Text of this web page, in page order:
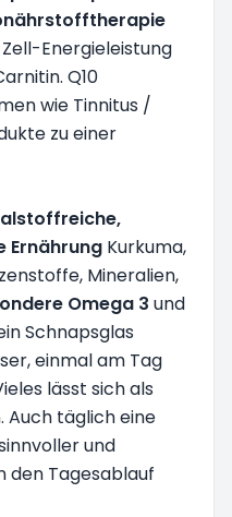
Energieleistung
Q10
wie Tinnitus /
zu einer
Ernährung Kurkuma,
Mineralien,
Omega 3 und
Schnapsglas
einmal am Tag
lässt sich als
Auch täglich eine
und
den Tagesablauf